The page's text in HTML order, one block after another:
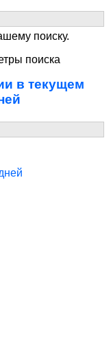
поиску.
поиска
в текущем